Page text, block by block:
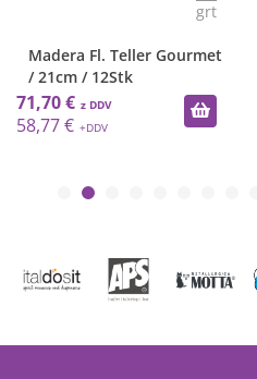
grt
Madera Fl. Teller Gourmet
/ 21cm / 12Stk
71,70 €
58,77 €